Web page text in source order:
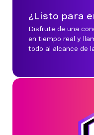
¿Listo para
Disfrute de una
en tiempo real y
todo al alcance de